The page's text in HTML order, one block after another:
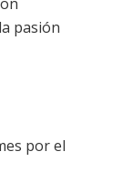
pasión
por el